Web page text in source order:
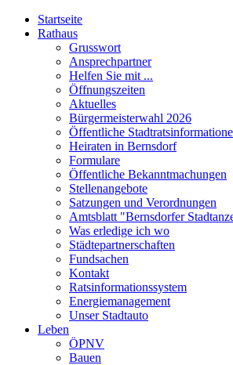
Startseite
Rathaus
Grusswort
Ansprechpartner
Helfen Sie mit ...
Öffnungszeiten
Aktuelles
Bürgermeisterwahl 2026
Öffentliche
Heiraten in Bernsdorf
Formulare
Öffentliche Bekanntmachungen
Stellenangebote
Satzungen und Verordnungen
Amtsblatt "Bernsdorfer
Was erledige ich wo
Städtepartnerschaften
Fundsachen
Kontakt
Ratsinformationssystem
Energiemanagement
Unser Stadtauto
Leben
ÖPNV
Bauen